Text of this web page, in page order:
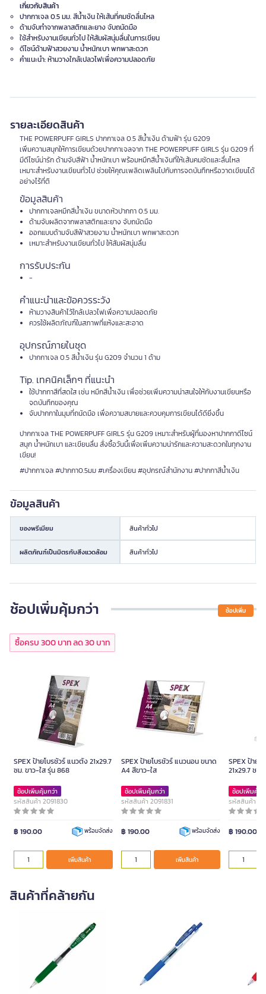
เกี่ยวกับสินค้า
ปากกาเจล 0.5 มม. สีน้ำเงิน ให้เส้นที่คมชัดลื่นไหล
ด้ามจับทำจากพลาสติกและยาง จับถนัดมือ
ใช้สำหรับงานเขียนทั่วไป ให้สัมผัสนุ่มลื่นในการเขียน
ดีไซน์ด้ามฟ้าสวยงาม น้ำหนักเบา พกพาสะดวก
คำแนะนำ: ห้ามวางใกล้เปลวไฟเพื่อความปลอดภัย
รายละเอียดสินค้า
THE POWERPUFF GIRLS ปากกาเจล 0.5 สีน้ำเงิน ด้ามฟ้า รุ่น G209
เพิ่มความสนุกให้การเขียนด้วยปากกาเจลจาก THE POWERPUFF GIRLS รุ่น G209 ที่
มีดีไซน์น่ารัก ด้ามจับสีฟ้า น้ำหนักเบา พร้อมหมึกสีน้ำเงินที่ให้เส้นคมชัดและลื่นไหล
เหมาะสำหรับงานเขียนทั่วไป ช่วยให้คุณเพลิดเพลินไปกับการจดบันทึกหรือวาดเขียนได้
อย่างไร้ที่ติ
ข้อมูลสินค้า
ปากกาเจลหมึกสีน้ำเงิน ขนาดหัวปากกา 0.5 มม.
ด้ามจับผลิตจากพลาสติกและยาง จับถนัดมือ
ออกแบบด้ามจับสีฟ้าสวยงาม น้ำหนักเบา พกพาสะดวก
เหมาะสำหรับงานเขียนทั่วไป ให้สัมผัสนุ่มลื่น
การรับประกัน
-
คำแนะนำและข้อควรระวัง
ห้ามวางสินค้าไว้ใกล้เปลวไฟเพื่อความปลอดภัย
ควรใช้ผลิตภัณฑ์ในสภาพที่แห้งและสะอาด
อุปกรณ์ภายในชุด
ปากกาเจล 0.5 สีน้ำเงิน รุ่น G209 จำนวน 1 ด้าม
Tip. เทคนิคเล็กๆ ที่แนะนำ
ใช้ปากกาสีที่สดใส เช่น หมึกสีน้ำเงิน เพื่อช่วยเพิ่มความน่าสนใจให้กับงานเขียนหรือ
จดบันทึกของคุณ
จับปากกาในมุมที่ถนัดมือ เพื่อความสบายและควบคุมการเขียนได้ดียิ่งขึ้น
ปากกาเจล THE POWERPUFF GIRLS รุ่น G209 เหมาะสำหรับผู้ที่มองหาปากกาดีไซน์
สนุก น้ำหนักเบา และเขียนลื่น สั่งซื้อวันนี้เพื่อเพิ่มความน่ารักและความสะดวกในทุกงาน
เขียน!
#ปากกาเจล #ปากกา0.5มม #เครื่องเขียน #อุปกรณ์สำนักงาน #ปากกาสีน้ำเงิน
ข้อมูลสินค้า
ของพรีเมียม สินค้าทั่วไป
ผลิตภัณฑ์เป็นมิตรกับสิ่งแวดล้อม สินค้าทั่วไป
ช้อปเพิ่มคุ้มกว่า ช้อปเพิ่ม
ซื้อครบ 300 บาท ลด 30 บาท
SPEX ป้ายโบรชัวร์ แนวตั้ง 21x29.7
ซม. ขาว-ใส รุ่น 868
ช้อปเพิ่มคุ้มกว่า
รหัสสินค้า 2091830
฿ 190.00 พร้อมจัดส่ง
เพิ่มสินค้า
SPEX ป้ายโบรชัวร์ แนวนอน ขนาด
A4 สีขาว-ใส
ช้อปเพิ่มคุ้มกว่า
รหัสสินค้า 2091831
฿ 190.00 พร้อมจัดส่ง
เพิ่มสินค้า
SPEX ป้าย
21x29.7 ซม.
ช้อปเพิ่มคุ้ม
รหัสสินค้า
฿ 190.00
สินค้าที่คล้ายกัน